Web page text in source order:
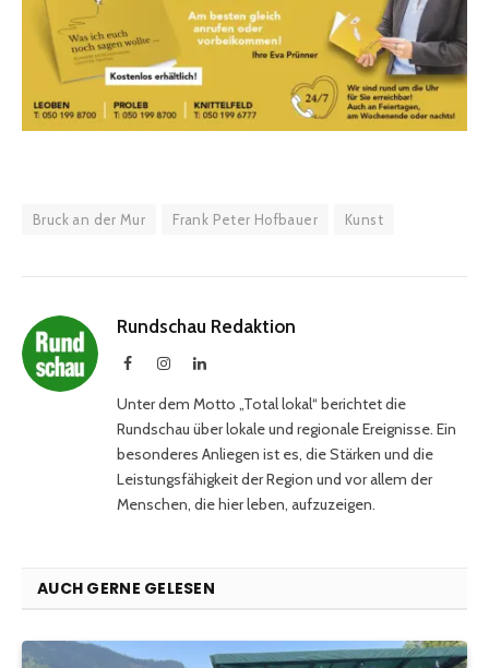
Bruck an der Mur Frank Peter Hofbauer Kunst
Rundschau Redaktion
FacebookInstagramLinkedIn
Unter dem Motto „Total lokal“ berichtet die
Rundschau über lokale und regionale Ereignisse. Ein
besonderes Anliegen ist es, die Stärken und die
Leistungsfähigkeit der Region und vor allem der
Menschen, die hier leben, aufzuzeigen.
AUCH GERNE GELESEN